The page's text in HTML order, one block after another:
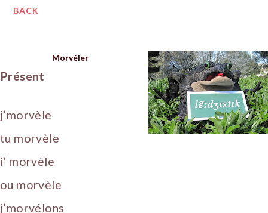
BACK
Morvéler
Présent
j’morvèle
tu morvèle
i’ morvèle
ou morvèle
j’morvélons